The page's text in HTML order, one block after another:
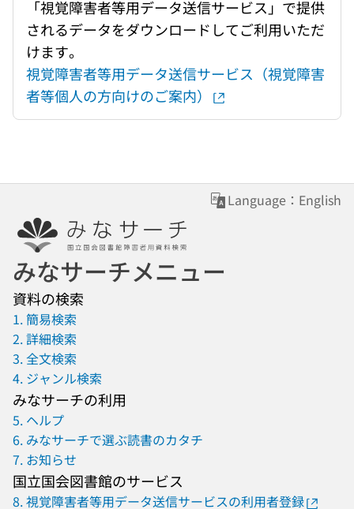
「視覚障害者等用データ送信サービス」で提供
されるデータをダウンロードしてご利用いただ
けます。
視覚障害者等用データ送信サービス（視覚障害
者等個人の方向けのご案内）
Language：English
みなサーチメニュー
資料の検索
1. 簡易検索
2. 詳細検索
3. 全文検索
4. ジャンル検索
みなサーチの利用
5. ヘルプ
6. みなサーチで選ぶ読書のカタチ
7. お知らせ
国立国会図書館のサービス
8. 視覚障害者等用データ送信サービスの利用者登録